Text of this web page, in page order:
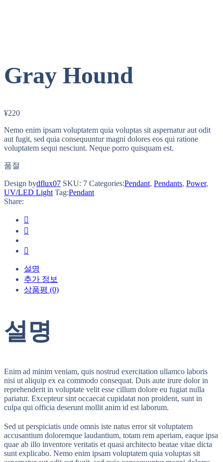
Gray Hound
¥220
Nemo enim ipsam voluptatem quia voluptas sit aspernatur aut odit
aut fugit, sed quia consequuntur magni dolores eos qui ratione
voluptatem sequi nesciunt. Neque porro quisquam est.
품절
Design bydflux07 SKU: 7 Categories:Pendant, Pendants, Power,
UV/LED Light Tag:Pendant
Share:
설명
추가 정보
상품평 (0)
설명
Enim ad minim veniam, quis nostrud exercitation ullamco laboris
nisi ut aliquip ex ea commodo consequat. Duis aute irure dolor in
reprehenderit in voluptate velit esse cillum dolore eu fugiat nulla
pariatur. Excepteur sint occaecat cupidatat non proident, sunt in
culpa qui officia deserunt mollit anim id est laborum.
Sed ut perspiciatis unde omnis iste natus error sit voluptatem
accusantium doloremque laudantium, totam rem aperiam, eaque ipsa
quae ab illo inventore veritatis et quasi architecto beatae vitae dicta
sunt explicabo. Nemo enim ipsam voluptatem quia voluptas sit